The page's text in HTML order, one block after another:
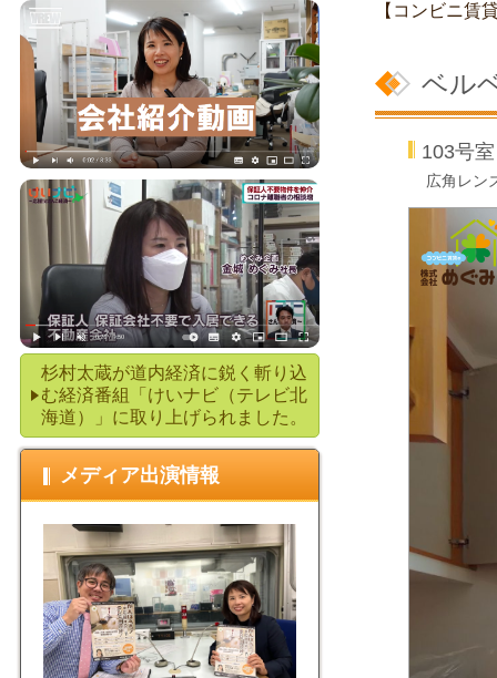
【コンビニ賃
ベル
103号
広角レン
杉村太蔵が道内経済に鋭く斬り込
む経済番組「けいナビ（テレビ北
海道）」に取り上げられました。
メディア出演情報